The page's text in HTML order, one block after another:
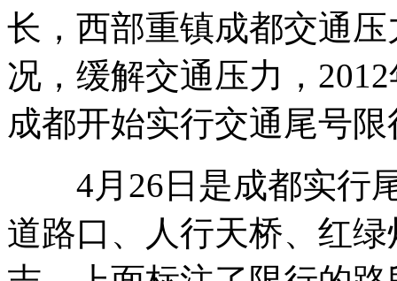
网友爆料砂锅粥三大黑幕 疑成“化学粥”
红会向国企老干部捐万辆劣质单车
长，西部重镇成都交通
况，缓解交通压力，
成都开始实行交通尾号限
4月26日是成都实行尾
道路口、人行天桥、红